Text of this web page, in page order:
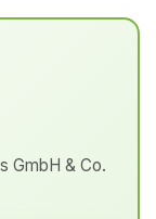
GmbH & Co.